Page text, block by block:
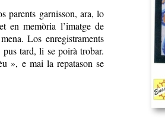
parents garnisson, ara, lo
en memòria l’imatge de
Los enregistraments
pus tard, li se poirà trobar.
», e mai la repatason se